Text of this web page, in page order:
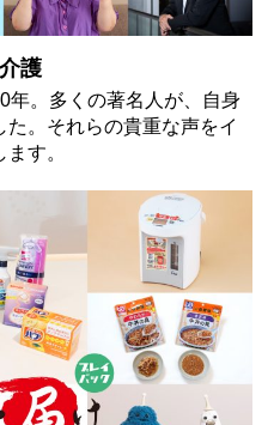
護
年。多くの著名人が、自身
。それらの貴重な声をイ
す。